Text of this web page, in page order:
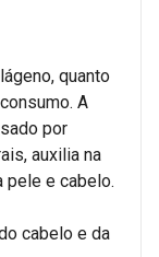
quanto
A
por
auxilia na
pele e cabelo.
cabelo e da